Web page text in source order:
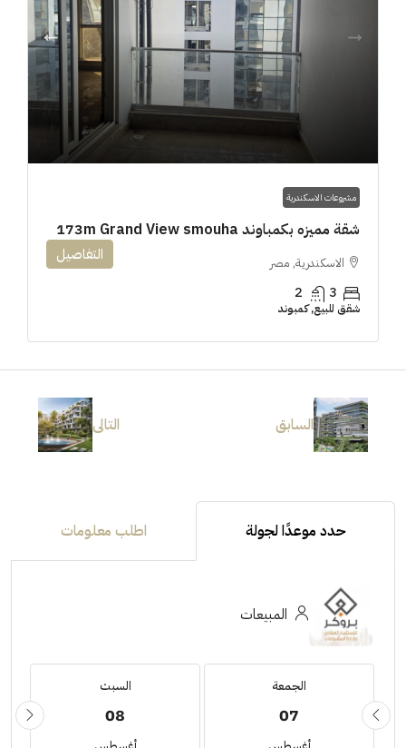
مشروعات الاسكندرية
شقة مميزه بكمباوند 173m Grand View smouha
الاسكندرية, مصر
3
2
شقق للبيع, كمبوند
التفاصيل
السابق التالى
حدد موعدًا لجولة اطلب معلومات
المبيعات
الجمعة
07
السبت
08